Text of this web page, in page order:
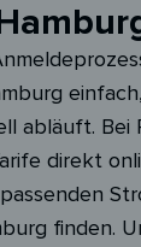
abläuft. Bei
direkt
finden.